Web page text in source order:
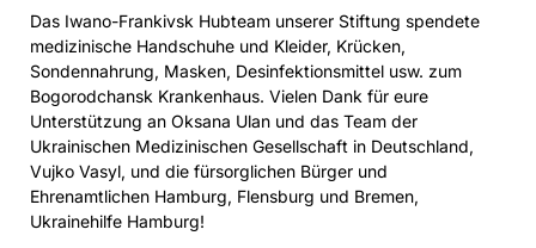
Das Iwano-Frankivsk Hubteam unserer Stiftung spendete
medizinische Handschuhe und Kleider, Krücken,
Sondennahrung, Masken, Desinfektionsmittel usw. zum
Bogorodchansk Krankenhaus. Vielen Dank für eure
Unterstützung an Oksana Ulan und das Team der
Ukrainischen Medizinischen Gesellschaft in Deutschland,
Vujko Vasyl, und die fürsorglichen Bürger und
Ehrenamtlichen Hamburg, Flensburg und Bremen,
Ukrainehilfe Hamburg!